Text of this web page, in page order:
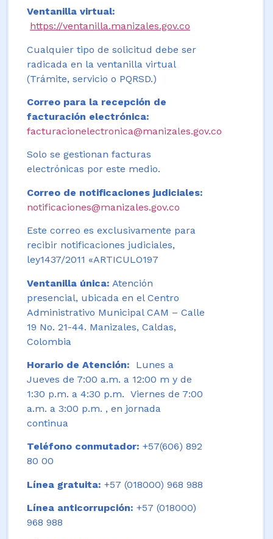
Ventanilla virtual:
https://ventanilla.manizales.gov.co
Cualquier tipo de solicitud debe ser
radicada en la ventanilla virtual
(Trámite, servicio o PQRSD.)
Correo para la recepción de
facturación electrónica:
facturacionelectronica@manizales.gov.co
Solo se gestionan facturas
electrónicas por este medio.
Correo de notificaciones judiciales:
notificaciones@manizales.gov.co
Este correo es exclusivamente para
recibir notificaciones judiciales,
ley1437/2011 «ARTICULO197
Ventanilla única: Atención
presencial, ubicada en el Centro
Administrativo Municipal CAM – Calle
19 No. 21-44. Manizales, Caldas,
Colombia
Horario de Atención:
Lunes a
Jueves de 7:00 a.m. a 12:00 m y de
1:30 p.m. a 4:30 p.m. Viernes de 7:00
a.m. a 3:00 p.m. , en jornada
continua
Teléfono conmutador: +57(606) 892
80 00
Línea gratuita: +57 (018000) 968 988
Línea anticorrupción: +57 (018000)
968 988